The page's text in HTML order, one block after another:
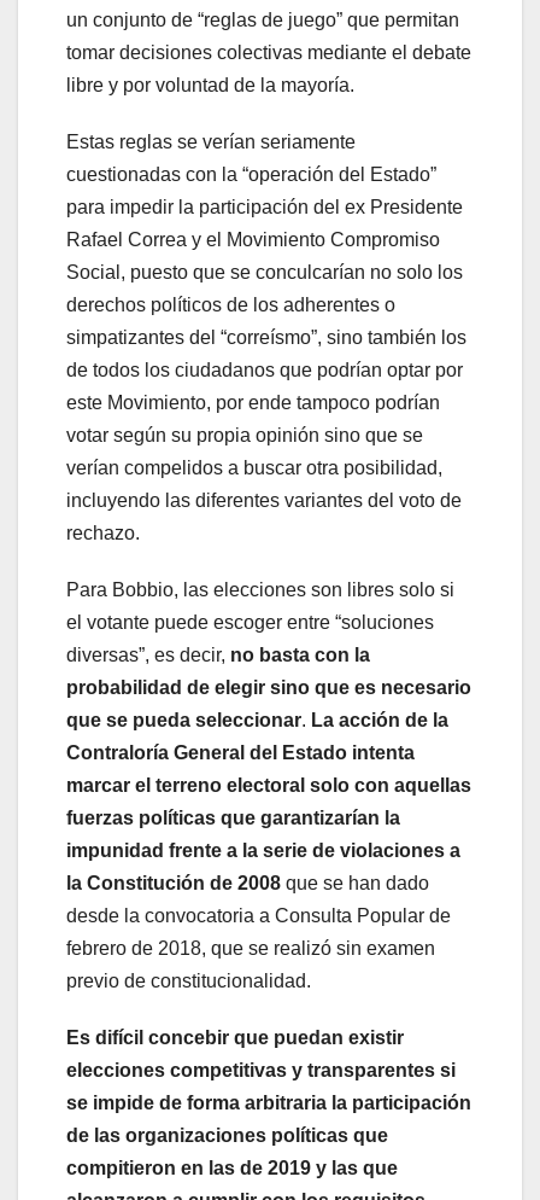
un conjunto de “reglas de juego” que permitan
tomar decisiones colectivas mediante el debate
libre y por voluntad de la mayoría.
Estas reglas se verían seriamente
cuestionadas con la “operación del Estado”
para impedir la participación del ex Presidente
Rafael Correa y el Movimiento Compromiso
Social, puesto que se conculcarían no solo los
derechos políticos de los adherentes o
simpatizantes del “correísmo”, sino también los
de todos los ciudadanos que podrían optar por
este Movimiento, por ende tampoco podrían
votar según su propia opinión sino que se
verían compelidos a buscar otra posibilidad,
incluyendo las diferentes variantes del voto de
rechazo.
Para Bobbio, las elecciones son libres solo si
el votante puede escoger entre “soluciones
diversas”, es decir, no basta con la
probabilidad de elegir sino que es necesario
que se pueda seleccionar. La acción de la
Contraloría General del Estado intenta
marcar el terreno electoral solo con aquellas
fuerzas políticas que garantizarían la
impunidad frente a la serie de violaciones a
la Constitución de 2008 que se han dado
desde la convocatoria a Consulta Popular de
febrero de 2018, que se realizó sin examen
previo de constitucionalidad.
Es difícil concebir que puedan existir
elecciones competitivas y transparentes si
se impide de forma arbitraria la participación
de las organizaciones políticas que
compitieron en las de 2019 y las que